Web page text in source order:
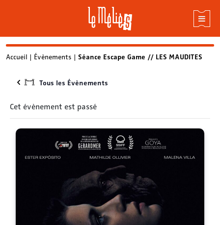
Skip
content
Accueil | Évènements | Séance Escape Game // LES MAUDITES
Tous les Évènements
Cet évènement est passé